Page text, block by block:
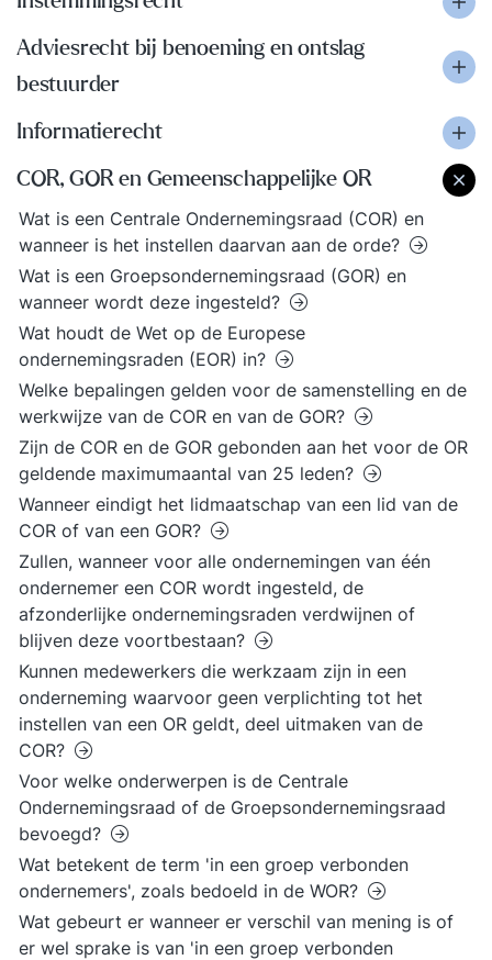
Adviesrecht bij benoeming en ontslag
bestuurder
Informatierecht
COR, GOR en Gemeenschappelijke OR
Wat is een Centrale Ondernemingsraad (COR) en
wanneer is het instellen daarvan aan de orde?
Wat is een Groepsondernemingsraad (GOR) en
wanneer wordt deze ingesteld?
Wat houdt de Wet op de Europese
ondernemingsraden (EOR) in?
Welke bepalingen gelden voor de samenstelling en de
werkwijze van de COR en van de GOR?
Zijn de COR en de GOR gebonden aan het voor de OR
geldende maximumaantal van 25 leden?
Wanneer eindigt het lidmaatschap van een lid van de
COR of van een GOR?
Zullen, wanneer voor alle ondernemingen van één
ondernemer een COR wordt ingesteld, de
afzonderlijke ondernemingsraden verdwijnen of
blijven deze voortbestaan?
Kunnen medewerkers die werkzaam zijn in een
onderneming waarvoor geen verplichting tot het
instellen van een OR geldt, deel uitmaken van de
COR?
Voor welke onderwerpen is de Centrale
Ondernemingsraad of de Groepsondernemingsraad
bevoegd?
Wat betekent de term 'in een groep verbonden
ondernemers', zoals bedoeld in de WOR?
Wat gebeurt er wanneer er verschil van mening is of
er wel sprake is van 'in een groep verbonden